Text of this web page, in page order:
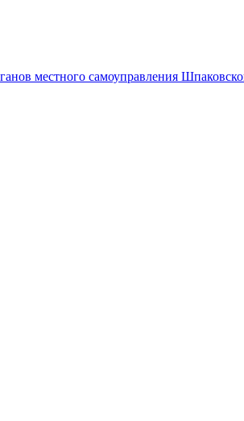
местного самоуправления